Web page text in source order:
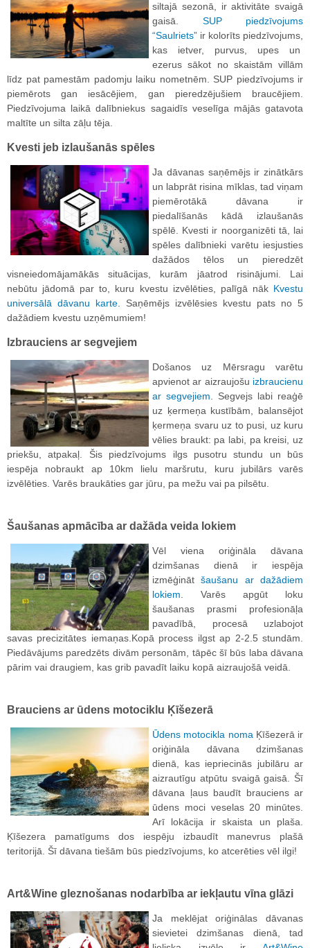
siltajā sezonā, ir aktivitāte svaigā
gaisā. SUP piedzīvojums
“Saulriets” ir kolorīts piedzīvojums,
kas ietver, purvus, upes un
ezerus sākot no skaistām villām
līdz pat pamestām padomju laiku nometnēm. SUP piedzīvojums ir
piemērots gan iesācējiem, gan pieredzējušiem braucējiem.
Piedzīvojuma laikā dalībniekus sagaidīs veselīga mājās gatavota
maltīte un silta zāļu tēja.
Kvesti jeb izlaušanās spēles
Ja dāvanas saņēmējs ir zinātkārs
un labprāt risina mīklas, tad viņam
piemērotākā dāvana ir
piedalīšanās kādā izlaušanās
spēlē. Kvesti ir noorganizēti tā, lai
spēles dalībnieki varētu iesjusties
dažādos tēlos un pieredzēt
visneiedomājamākās situācijas, kurām jāatrod risinājumi. Lai
nebūtu jādomā par to, kuru kvestu izvēlēties, palīgā nāk Kvestu
universālā dāvanu karte. Saņēmējs izvēlēsies kvestu pats no 5
dažādiem kvestu uzņēmumiem!
Izbrauciens ar segvejiem
Došanos uz Mērsragu varētu
apvienot ar aizraujošu izbraucienu
ar segvejiem. Segvejs labi reaģē
uz ķermeņa kustībām, balansējot
ķermeņa svaru uz to pusi, uz kuru
vēlies braukt: pa labi, pa kreisi, uz
priekšu, atpakaļ. Šis piedzīvojums ilgs pusotru stundu un būs
iespēja nobraukt ap 10km lielu maršrutu, kuru jubilārs varēs
izvēlēties. Varēs braukāties gar jūru, pa mežu vai pa pilsētu.
Šaušanas apmācība ar dažāda veida lokiem
Vēl viena oriģināla dāvana
dzimšanas dienā ir iespēja
izmēģinātšaušanu ar dažādiem
lokiem. Varēs apgūt loku
šaušanas prasmi profesionāļa
pavadībā, procesā uzlabojot
savas precizitātes iemaņas.Kopā process ilgst ap 2-2.5 stundām.
Piedāvājums paredzēts divām personām, tāpēc šī būs laba dāvana
pārim vai draugiem, kas grib pavadīt laiku kopā aizraujošā veidā.
Brauciens ar ūdens motociklu Ķīšezerā
Ūdens motocikla nomaĶīšezerā ir
oriģināla dāvana dzimšanas
dienā, kas iepriecinās jubilāru ar
aizrautīgu atpūtu svaigā gaisā. Šī
dāvana ļaus baudīt brauciens ar
ūdens moci veselas 20 minūtes.
Arī lokācija ir skaista un plaša.
Ķīšezera pamatīgums dos iespēju izbaudīt manevrus plašā
teritorijā. Šī dāvana tiešām būs piedzīvojums, ko atcerēties vēl ilgi!
Art&Wine gleznošanas nodarbība ar iekļautu vīna glāzi
Ja meklējat oriģinālas dāvanas
sievietei dzimšanas dienā, tad